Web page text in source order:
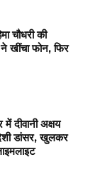
चौधरी की
खींचा फोन, फिर
दीवानी अक्षय
डांसर, खुलकर